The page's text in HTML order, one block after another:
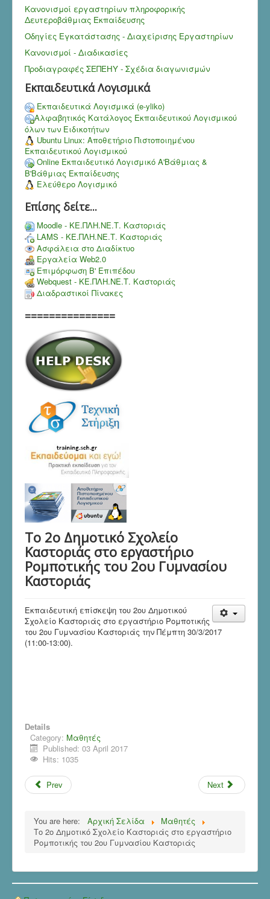
Κανονισμοί εργαστηρίων πληροφορικής
Δευτεροβάθμιας Εκπαίδευσης
Οδηγίες Εγκατάστασης - Διαχείρισης Εργαστηρίων
Κανονισμοί - Διαδικασίες
Προδιαγραφές ΣΕΠΕΗΥ - Σχέδια διαγωνισμών
Εκπαιδευτικά Λογισμικά
Εκπαιδευτικά Λογισμικά (e-yliko)
Αλφαβητικός Κατάλογος Εκπαιδευτικού Λογισμικού
όλων των Ειδικοτήτων
Ubuntu Linux: Αποθετήριο Πιστοποιημένου
Εκπαιδευτικού Λογισμικού
Online Εκπαιδευτικό Λογισμικό Α'Βάθμιας &
Β'Βάθμιας Εκπαίδευσης
Ελεύθερο Λογισμικό
Επίσης δείτε...
Moodle - ΚΕ.ΠΛΗ.ΝΕ.Τ. Καστοριάς
LAMS - ΚΕ.ΠΛΗ.ΝΕ.Τ. Καστοριάς
Ασφάλεια στο Διαδίκτυο
Εργαλεία Web2.0
Επιμόρφωση Β' Επιπέδου
Webquest - ΚΕ.ΠΛΗ.ΝΕ.Τ. Καστοριάς
Διαδραστικοί Πίνακες
===============
Το 2ο Δημοτικό Σχολείο
Καστοριάς στο εργαστήριο
Ρομποτικής του 2ου Γυμνασίου
Καστοριάς
Εκπαιδευτική επίσκεψη του 2ου Δημοτικού
Σχολείο Καστοριάς στο εργαστήριο Ρομποτικής
του 2ου Γυμνασίου Καστοριάς την Πέμπτη 30/3/2017
(11:00-13:00).
Details
Category: Μαθητές
Published: 03 April 2017
Hits: 1035
Prev Next
You are here: Αρχική Σελίδα
Μαθητές
Το 2ο Δημοτικό Σχολείο Καστοριάς στο εργαστήριο
Ρομποτικής του 2ου Γυμνασίου Καστοριάς